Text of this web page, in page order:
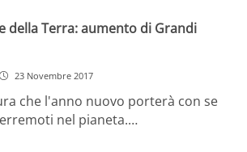
della Terra: aumento di Grandi
23 Novembre 2017
che l'anno nuovo porterà con se
nel pianeta.…